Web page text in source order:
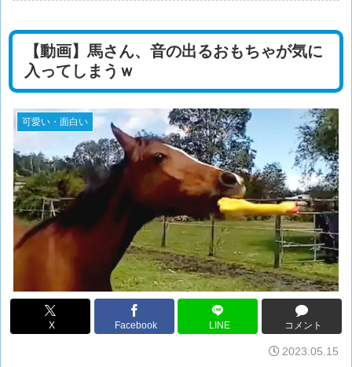
【動画】馬さん、音の出るおもちゃが気に
入ってしまうｗ
可愛い・面白い
X Facebook LINE コメント
2023.05.15